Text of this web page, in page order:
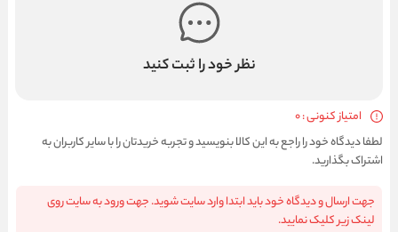
نظر خود را ثبت کنید
امتیاز کنونی : 0
لطفا دیدگاه خود را راجع به این کالا بنویسید و تجربه خریدتان را با سایر کاربران به
اشتراک بگذارید.
جهت ارسال و دیدگاه خود باید ابتدا وارد سایت شوید. جهت ورود به سایت روی
لینک زیر کلیک نمایید.